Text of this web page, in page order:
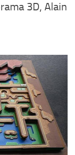
3D, Alain